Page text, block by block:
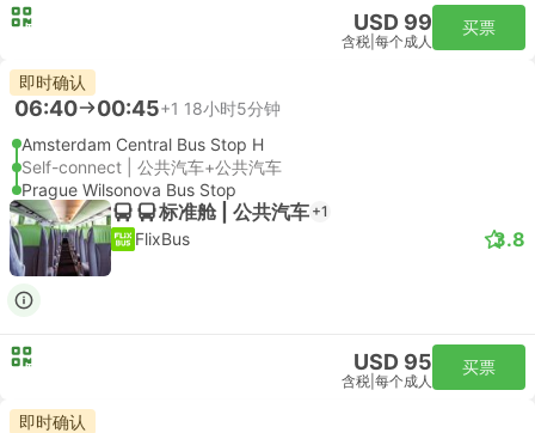
USD 99
含税 每个成人
买票
即时确认
06:40 00:45+1 18小时5分钟
Amsterdam Central Bus Stop H
Self-connect | 公共汽车+公共汽车
Prague Wilsonova Bus Stop
标准舱 | 公共汽车 +1
FlixBus 3.8
USD 95
含税 每个成人
买票
即时确认